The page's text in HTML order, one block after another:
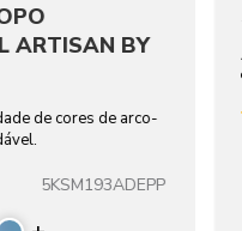
ARTISAN BY
de cores de arco-
5KSM193ADEPP